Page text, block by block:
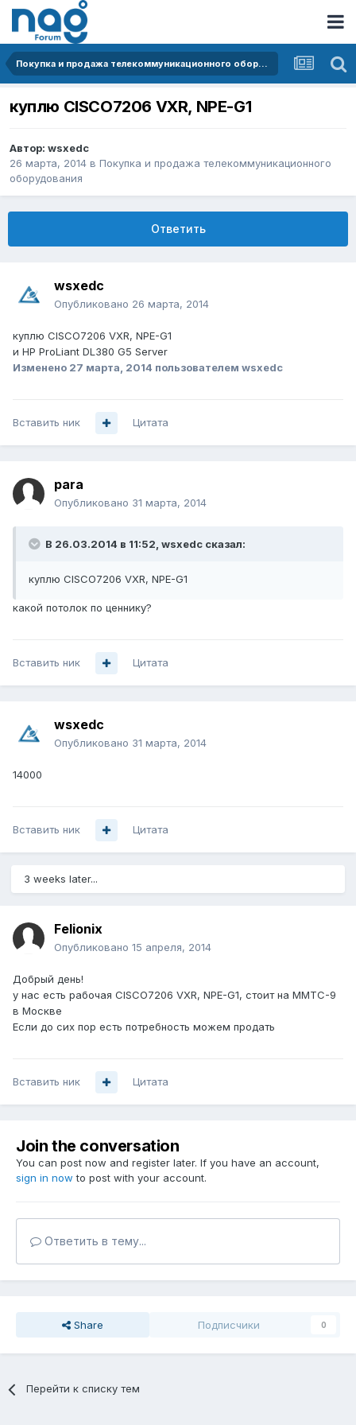
Покупка и продажа телекоммуникационного оборудования
куплю CISCO7206 VXR, NPE-G1
Автор: wsxedc
26 марта, 2014 в Покупка и продажа телекоммуникационного
оборудования
Ответить
wsxedc
Опубликовано 26 марта, 2014
куплю CISCO7206 VXR, NPE-G1
и HP ProLiant DL380 G5 Server
Изменено 27 марта, 2014 пользователем wsxedc
Вставить ник Цитата
para
Опубликовано 31 марта, 2014
В 26.03.2014 в 11:52, wsxedc сказал:
куплю CISCO7206 VXR, NPE-G1
какой потолок по ценнику?
Вставить ник Цитата
wsxedc
Опубликовано 31 марта, 2014
14000
Вставить ник Цитата
3 weeks later...
Felionix
Опубликовано 15 апреля, 2014
Добрый день!
у нас есть рабочая CISCO7206 VXR, NPE-G1, стоит на ММТС-9
в Москве
Если до сих пор есть потребность можем продать
Вставить ник Цитата
Join the conversation
You can post now and register later. If you have an account,
sign in now to post with your account.
Ответить в тему...
Share Подписчики 0
Перейти к списку тем